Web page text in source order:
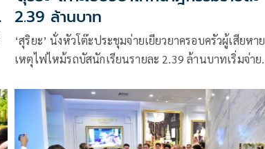
2.39 ล้านบาท
‘สุริยะ’ นั่งหัวโต๊ะประชุมจ่ายเยียวยาครอบครัวผู้เสียหาย
เหตุไฟไหม้รถบัสนักเรียนรายละ 2.39 ล้านบาทเริ่มจ่าย